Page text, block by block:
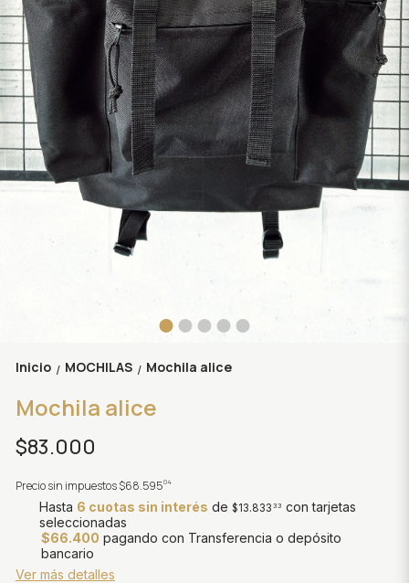
Inicio / MOCHILAS / Mochila alice
Mochila alice
$83.000
Precio sin impuestos$68.59504
Hasta 6 cuotas sin interés de $13.833 33 con tarjetas
seleccionadas
$66.400 pagando con Transferencia o depósito
bancario
Ver más detalles